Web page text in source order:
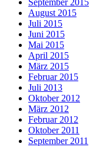
September 2015
August 2015
Juli 2015
Juni 2015
Mai 2015
April 2015
März 2015
Februar 2015
Juli 2013
Oktober 2012
März 2012
Februar 2012
Oktober 2011
September 2011